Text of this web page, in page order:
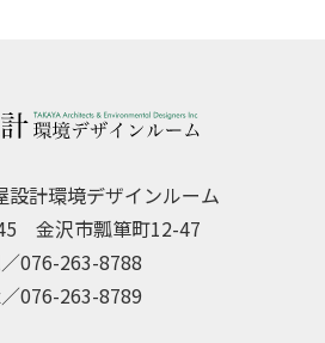
設計環境デザインルーム
金沢市瓢箪町12-47
076-263-8788
076-263-8789